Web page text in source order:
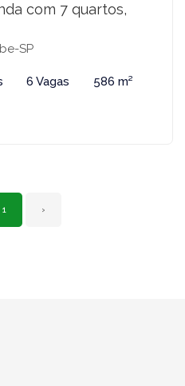
com 7 quartos,
SP
6 Vagas 586 m²
1 ›